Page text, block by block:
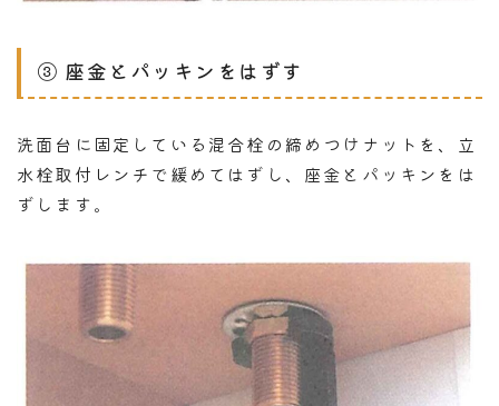
③ 座金とパッキンをはずす
洗面台に固定している混合栓の締めつけナットを、立
水栓取付レンチで緩めてはずし、座金とパッキンをは
ずします。